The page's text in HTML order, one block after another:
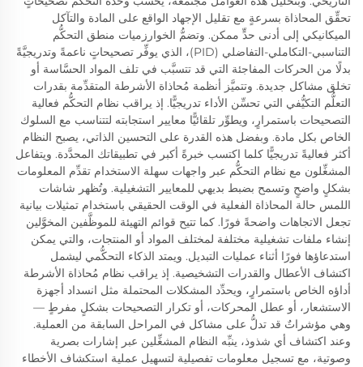
تحقِّق المحاذاة بسرعةٍ مع تقليل الإجهاد الواقع على المادة والتآكل
الميكانيكي إلى أدنى حدٍّ ممكن. وتضمُّ الخوارزميات منطق التحكُّم
التناسبي-التكاملي-التفاضلي (PID)، الذي يوفِّر تصحيحاتٍ ناعمةً وتدريجيَّةً
بدلًا من الحركات المفاجئة التي قد تتسبَّب في تلف المواد الحسَّاسة أو
تخلق مشاكل جديدة. وتتميَّز أنظمة مُحاذاة الأشرطة المتقدِّمة بقدرات
التعلُّم التكيُّفي التي تحسِّن الأداء تدريجيًّا. إذ يراقب نظام التحكُّم فعالية
التصحيحات باستمرارٍ، ويطوِّر تلقائيًّا معايير استجابته لتتناسب مع السلوك
الخاص بكل مادة. وبفضل هذه القدرة على التحسين الذاتي، يصبح النظام
أكثر فعاليةً تدريجيًّا كلما اكتسب خبرةً أكبر في تطبيقاتك المحدَّدة. ويتفاعل
المشغِّلون مع نظام التحكُّم عبر واجهات سهلة الاستخدام تقدِّم المعلومات
بشكلٍ واضحٍ وتسمح بضبط بديهي للمعايير التشغيلية. وتُظهر شاشات
اللمس حالة المحاذاة الفعلية في الوقت الحقيقي باستخدام تمثيلات بيانية
تجعل الاتجاهات واضحةً فورًا. كما تتيح قوائم التهيئة للموظَّفين المخوَّلين
إنشاء ملفات تشغيلية مختلفة لمختلف المواد أو المنتجات، والتي يمكن
استدعاؤها فورًا أثناء عمليات التبديل. ويمتد الذكاء التحكُّمي ليشمل
اكتشاف الأعطال والقدرات التشخيصية. إذ يراقب نظام مُحاذاة الأشرطة
أداؤه الخاص باستمرارٍ، ويحدِّد المشكلات المحتملة مثل انسداد أجهزة
الاستشعار، أو عطل المحركات، أو تكرار التصحيحات بشكلٍ مفرطٍ —
وهي مؤشراتٌ قد تدلُّ على مشاكل في المراحل السابقة من العملية.
وعند اكتشاف أي شذوذ، ينبِّه النظام المشغِّلين عبر إشارات بصرية
وصوتية، مع تسجيل معلومات تفصيلية لتسهيل عملية استكشاف الأخطاء